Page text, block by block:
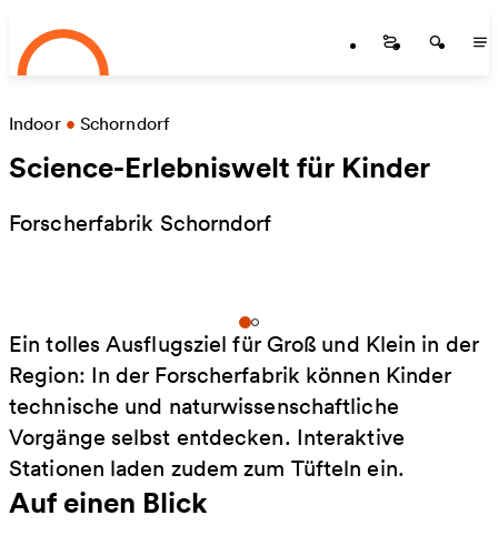
Zum Hauptinhalt springen
Startseite
Indoor • Schorndorf
Science-Erlebniswelt für Kinder
Forscherfabrik Schorndorf
Ein tolles Ausflugsziel für Groß und Klein in der
Region: In der Forscherfabrik können Kinder
technische und naturwissenschaftliche
Vorgänge selbst entdecken. Interaktive
Stationen laden zudem zum Tüfteln ein.
Auf einen Blick